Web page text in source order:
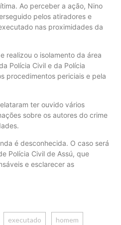
Ao perceber a ação, Nino
pelos atiradores e
nas proximidades da
realizou o isolamento da área
Polícia Civil e da Polícia
procedimentos periciais e pela
ter ouvido vários
sobre os autores do crime
é desconhecida. O caso será
Polícia Civil de Assú, que
e esclarecer as
executado homem